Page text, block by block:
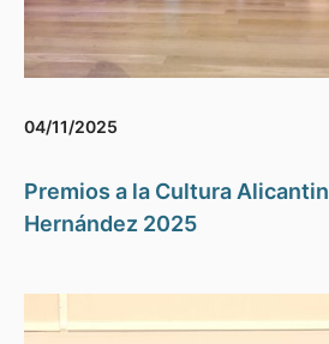
04/11/2025
Premios a la Cultura
Hernández 2025